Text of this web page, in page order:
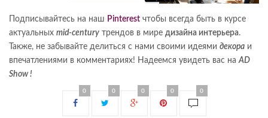
Подписывайтесь на наш Pinterest чтобы всегда быть в курсе
актуальных mid-century трендов в мире дизайна интерьера.
Также, не забывайте делиться с нами своими идеями декора и
впечатлениями в комментариях! Надеемся увидеть вас на AD
Show !
0 0 0 0 0